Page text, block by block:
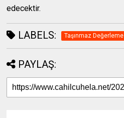
edecektir.
LABELS: Taşınmaz Değerleme
PAYLAŞ: